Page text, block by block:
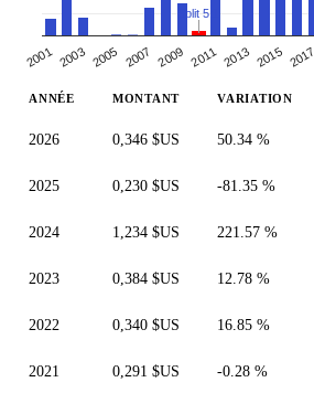
2001 2003 2005 2007 2009 2011 2013 2015 2017
Split 5:1
ANNÉE MONTANT VARIATION
2026 0,346 $US 50.34 %
2025 0,230 $US -81.35 %
2024 1,234 $US 221.57 %
2023 0,384 $US 12.78 %
2022 0,340 $US 16.85 %
2021 0,291 $US -0.28 %